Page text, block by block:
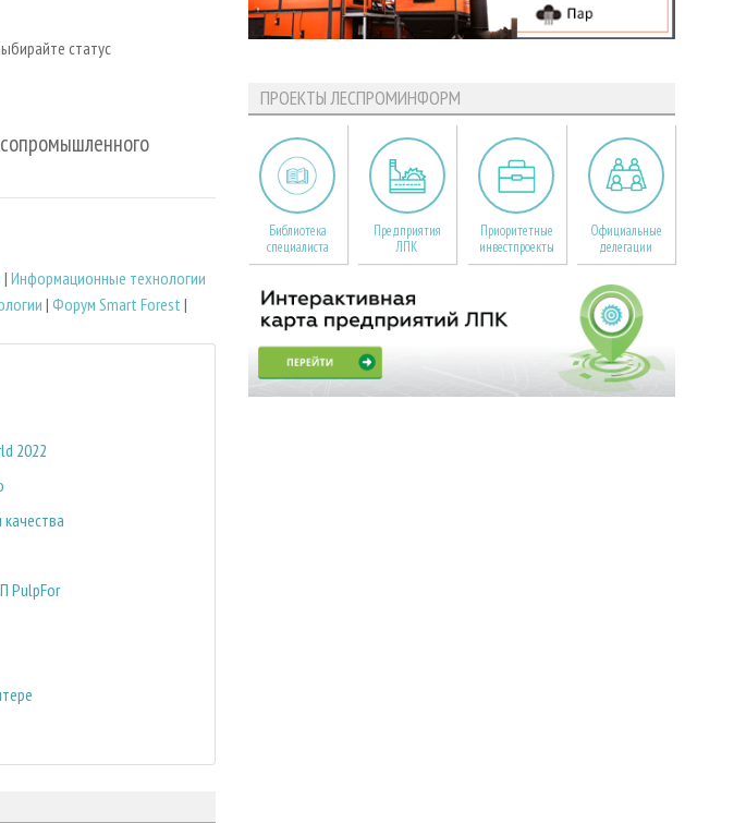
статус
| Информационные технологии
| Форум Smart Forest |
2022
PulpFor
ПРОЕКТЫ ЛЕСПРОМИНФОРМ
Библиотека
специалиста
Предприятия
ЛПК
Приоритетные
инвестпроекты
Официальные
делегации